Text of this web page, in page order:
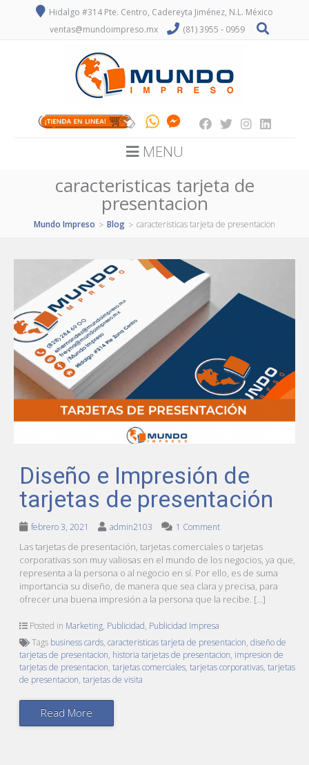
Hidalgo #314 Pte. Centro, Cadereyta Jiménez, N.L. México
ventas@mundoimpreso.mx
(81) 3955 - 0959
MENU
caracteristicas tarjeta de
presentacion
Mundo Impreso > Blog > caracteristicas tarjeta de presentacion
Diseño e Impresión de
tarjetas de presentación
febrero 3, 2021 admin2103 1 Comment
Las tarjetas de presentación, tarjetas comerciales o tarjetas
corporativas son muy valiosas en el mundo de los negocios, ya que,
representa a la persona o al negocio en sí. Por ello, es de suma
importancia su diseño, de manera que sea clara y precisa, para
ofrecer una buena impresión a la persona que la recibe. […]
Posted in Marketing, Publicidad, Publicidad Impresa
Tags business cards,caracteristicas tarjeta de presentacion,diseño de
tarjetas de presentacion, historia tarjetas de presentacion, impresion de
tarjetas de presentacion,tarjetas comerciales,tarjetas corporativas,tarjetas
de presentacion,tarjetas de visita
Read More